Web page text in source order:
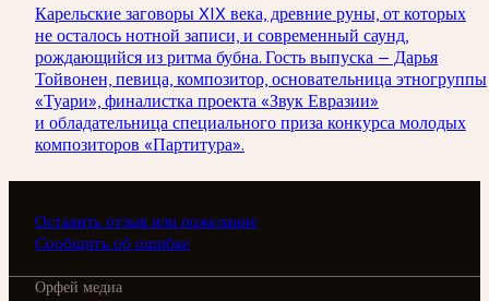
Карельские заговоры XIX века, древние руны, от которых
не осталось нотной записи, и современный саунд,
рождающийся из ритма бубна. Гость выпуска — Дарья
Тойвонен, певица, композитор, основательница этногруппы
«Туари», финалистка проекта «Звук Евразии»
и обладательница специального приза конкурса молодых
композиторов «Партитура».
Оставить отзыв или пожелание
Сообщить об ошибке
Орфей медиа